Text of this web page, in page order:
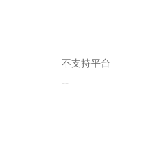
不支持平台
--